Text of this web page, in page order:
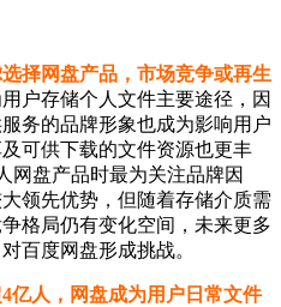
择网盘产品，市场竞争或再生
户存储个人文件主要途径，因
务的品牌形象也成为影响用户
可供下载的文件资源也更丰
网盘产品时最为关注品牌因
领先优势，但随着存储介质需
格局仍有变化空间，未来更多
百度网盘形成挑战。
亿人，网盘成为用户日常文件